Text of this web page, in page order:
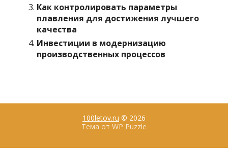
Как контролировать параметры
плавления для достижения лучшего
качества
Инвестиции в модернизацию
производственных процессов
100letov.ru © 2026
Тема от WP Puzzle